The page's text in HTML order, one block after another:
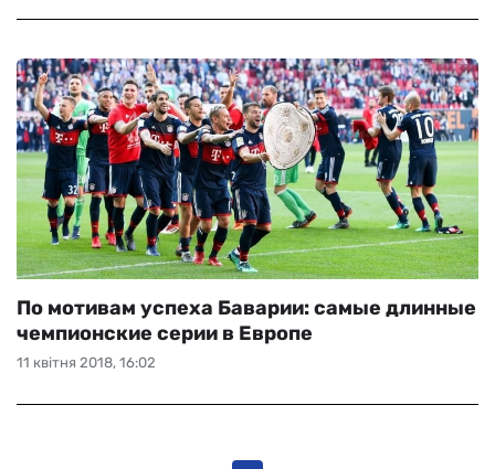
11 квітня 2018, 16:02
По мотивам успеха Баварии: самые длинные
чемпионские серии в Европе